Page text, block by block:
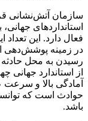
فعال دارد. این
در زمینه پوشش‌دهی
از استاندارد جهانی
آمادگی بالا و
حوادث است که
باشد.